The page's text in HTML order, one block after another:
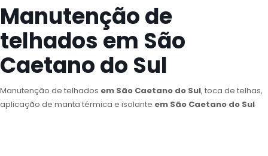
Manutenção de
telhados em São
Caetano do Sul
Manutenção de telhados em São Caetano do Sul, toca de telhas,
aplicação de manta térmica e isolante em São Caetano do Sul